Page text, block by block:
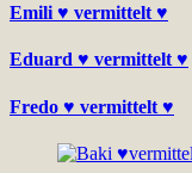
Emili ♥ vermittelt ♥
Eduard ♥ vermittelt ♥
Fredo ♥ vermittelt ♥